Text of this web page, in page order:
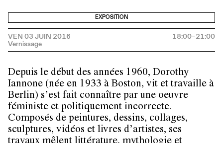
EXPOSITION
VEN 03 JUIN 2016 18:00–21:00
Depuis le début des années 1960, Dorothy
Iannone (née en 1933 à Boston, vit et travaille à
Berlin) s’est fait connaître par une oeuvre
féministe et politiquement incorrecte.
Composés de peintures, dessins, collages,
sculptures, vidéos et livres d’artistes, ses